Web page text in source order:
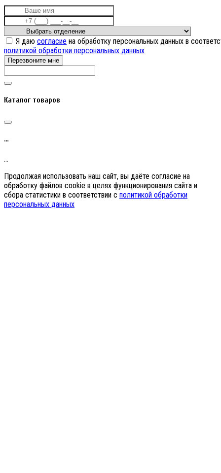
Я даю согласие на обработку персональных данных в
политикой обработки персональных данных
Перезвоните мне
Каталог товаров
…
…
Продолжая использовать наш сайт, вы даёте согласие на
обработку файлов cookie в целях функционирования сайта и
сбора статистики в соответствии с политикой обработки
персональных данных